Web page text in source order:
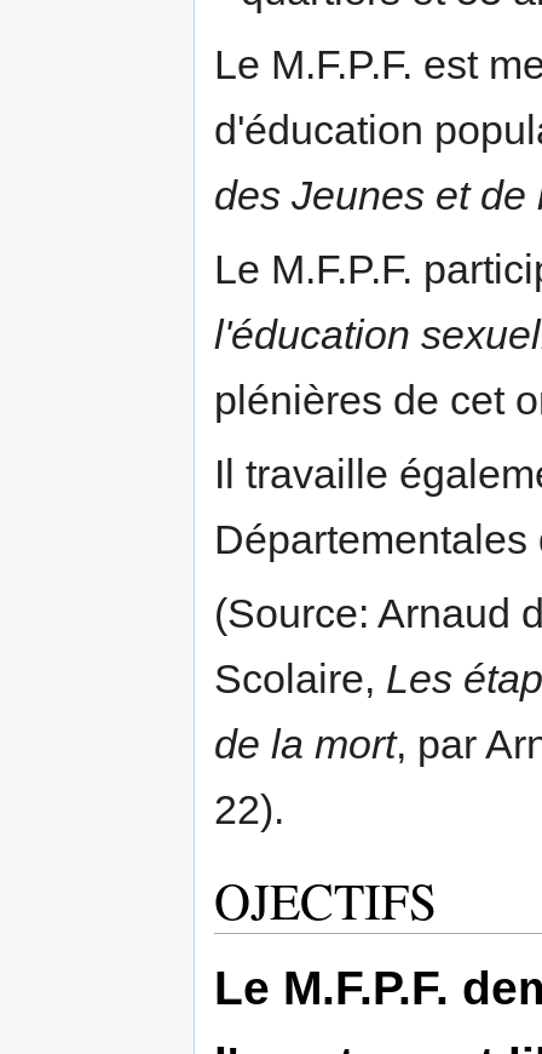
Le M.F.P.F. est
d'éducation
des Jeunes et de
Le M.F.P.F.
l'éducation
plénières de cet
Il travaille
(Source: Arnaud
Scolaire, Les
de la mort, par
22).
OJECTIFS
Le M.F.P.F.